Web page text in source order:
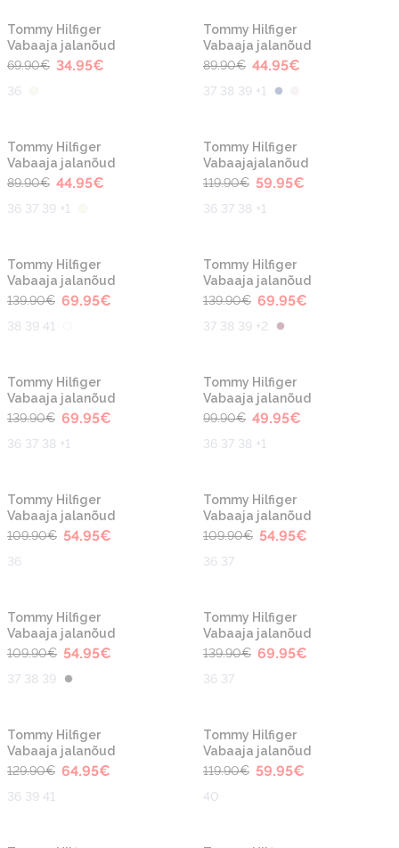
-50%
Tommy Hilfiger
Vabaaja jalanõud
69.90€ 34.95€
36
-50%
Tommy Hilfiger
Vabaaja jalanõud
89.90€ 44.95€
37 38 39 +1
-50%
Tommy Hilfiger
Vabaaja jalanõud
89.90€ 44.95€
36 37 39 +1
-50%
Tommy Hilfiger
Vabaajajalanõud
119.90€ 59.95€
36 37 38 +1
-50%
Tommy Hilfiger
Vabaaja jalanõud
139.90€ 69.95€
38 39 41
-50%
Tommy Hilfiger
Vabaaja jalanõud
139.90€ 69.95€
37 38 39 +2
-50%
Tommy Hilfiger
Vabaaja jalanõud
139.90€ 69.95€
36 37 38 +1
-50%
Tommy Hilfiger
Vabaaja jalanõud
99.90€ 49.95€
36 37 38 +1
-50%
Tommy Hilfiger
Vabaaja jalanõud
109.90€ 54.95€
36
-50%
Tommy Hilfiger
Vabaaja jalanõud
109.90€ 54.95€
36 37
-50%
Tommy Hilfiger
Vabaaja jalanõud
109.90€ 54.95€
37 38 39
-50%
Tommy Hilfiger
Vabaaja jalanõud
139.90€ 69.95€
36 37
-50%
Tommy Hilfiger
Vabaaja jalanõud
129.90€ 64.95€
36 39 41
-50%
Tommy Hilfiger
Vabaaja jalanõud
119.90€ 59.95€
40
-30% -30%